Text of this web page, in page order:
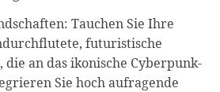
Tauchen Sie Ihre
futuristische
an das ikonische Cyberpunk-
Sie hoch aufragende